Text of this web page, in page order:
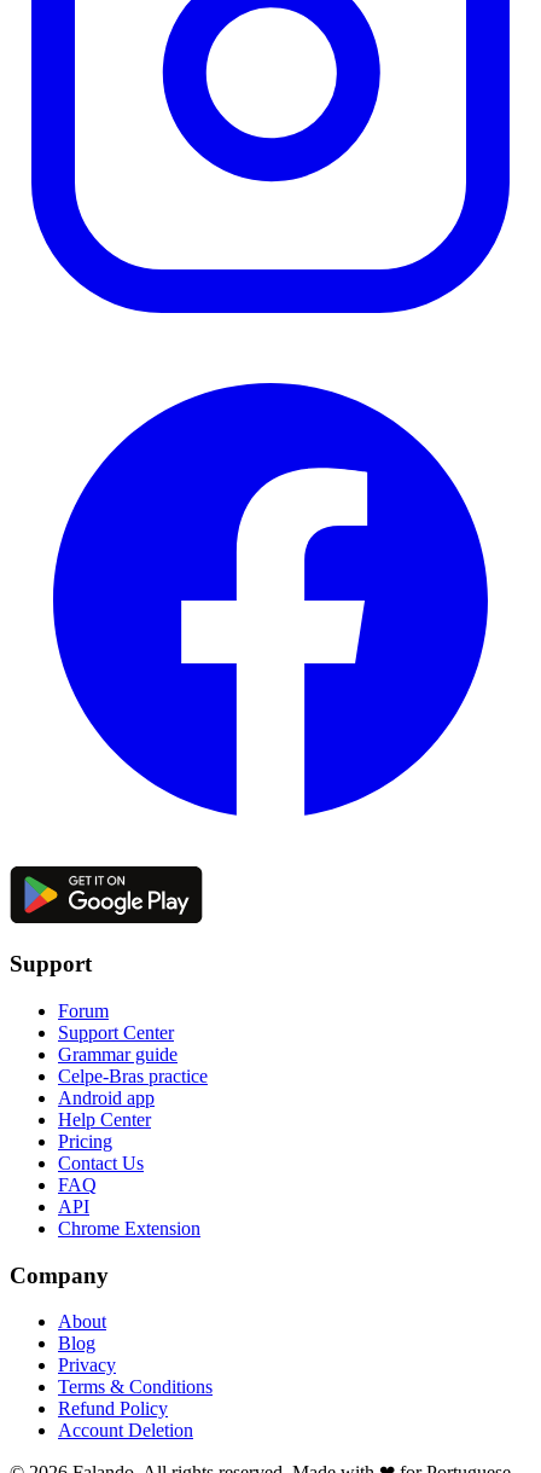
Support
Forum
Support Center
Grammar guide
Celpe-Bras practice
Android app
Help Center
Pricing
Contact Us
FAQ
API
Chrome Extension
Company
About
Blog
Privacy
Terms & Conditions
Refund Policy
Account Deletion